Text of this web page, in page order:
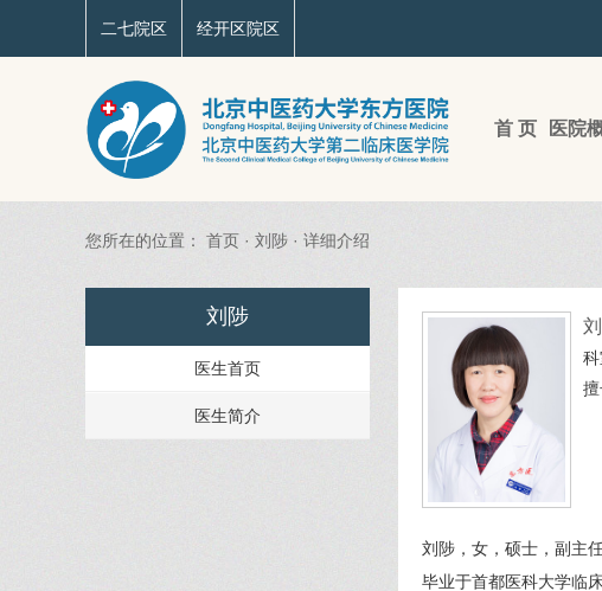
二七院区 经开区院区
首 页 医院
您所在的位置： 首页 · 刘陟 · 详细介绍
刘陟
医生首页
医生简介
科
刘陟，女，硕士，副主任
毕业于首都医科大学临